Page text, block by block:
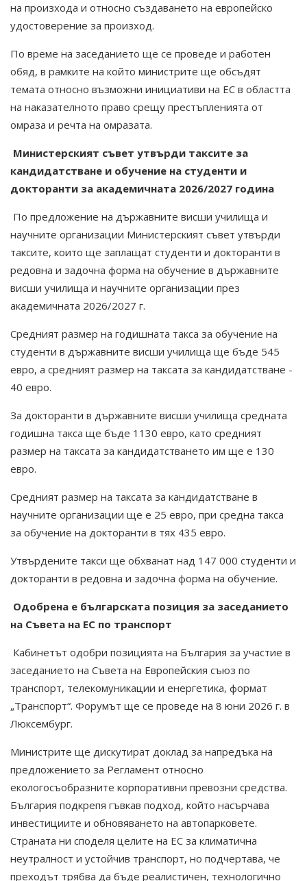
на произхода и относно създаването на европейско
удостоверение за произход.
По време на заседанието ще се проведе и работен
обяд, в рамките на който министрите ще обсъдят
темата относно възможни инициативи на ЕС в областта
на наказателното право срещу престъпленията от
омраза и речта на омразата.
Mинистерският съвет утвърди таксите за
кандидатстване и обучение на студенти и
докторанти за академичната 2026/2027 година
По предложение на държавните висши училища и
научните организации Министерският съвет утвърди
таксите, които ще заплащат студенти и докторанти в
редовна и задочна форма на обучение в държавните
висши училища и научните организации през
академичната 2026/2027 г.
Средният размер на годишната такса за обучение на
студенти в държавните висши училища ще бъде 545
евро, а средният размер на таксата за кандидатстване -
40 евро.
За докторанти в държавните висши училища средната
годишна такса ще бъде 1130 евро, като средният
размер на таксата за кандидатстването им ще е 130
евро.
Средният размер на таксата за кандидатстване в
научните организации ще е 25 евро, при средна такса
за обучение на докторанти в тях 435 евро.
Утвърдените такси ще обхванат над 147 000 студенти и
докторанти в редовна и задочна форма на обучение.
Одобрена е българската позиция за заседанието
на Съвета на ЕС по транспорт
Кабинетът одобри позицията на България за участие в
заседанието на Съвета на Европейския съюз по
транспорт, телекомуникации и енергетика, формат
„Транспорт“. Форумът ще се проведе на 8 юни 2026 г. в
Люксембург.
Министрите ще дискутират доклад за напредъка на
предложението за Регламент относно
екологосъобразните корпоративни превозни средства.
България подкрепя гъвкав подход, който насърчава
инвестициите и обновяването на автопарковете.
Страната ни споделя целите на ЕС за климатична
неутралност и устойчив транспорт, но подчертава, че
преходът трябва да бъде реалистичен, технологично